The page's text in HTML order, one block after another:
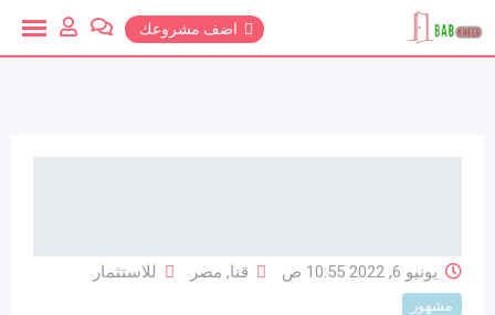
للمحتوي
اضف مشروعك
يونيو 6, 2022 10:55 ص قنا, مصر للاستثمار
مشهور